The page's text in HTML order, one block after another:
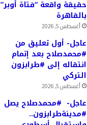
حقيقة واقعة “فتاة أوبر”
بالقاهرة
أغسطس 5, 2026
عاجل- أول تعليق من
#محمدصلاح بعد إتمام
انتقاله إلى #طرابزون
التركي
أغسطس 5, 2026
عاجل- #محمدصلاح يصل
#مدينةطرابزون..